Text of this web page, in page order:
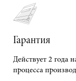
Гарантия
Действует 2 года
процесса